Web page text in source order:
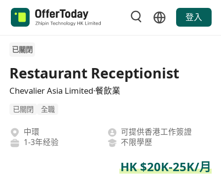
登入
已關閉
Restaurant Receptionist
Chevalier Asia Limited·餐飲業
已關閉 全職
中環
可提供香港工作簽證
1-3年经验
不限學歷
HK $20K-25K/月